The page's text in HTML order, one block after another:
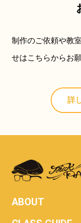
制作のご依頼や教
せはこちらからお
詳
ABOUT